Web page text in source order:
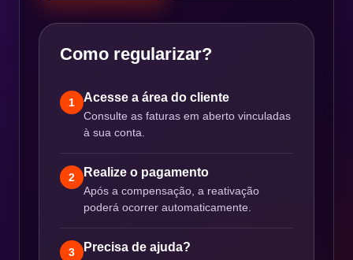
Como regularizar?
1 Acesse a área do cliente
Consulte as faturas em aberto vinculadas
à sua conta.
2 Realize o pagamento
Após a compensação, a reativação
poderá ocorrer automaticamente.
3 Precisa de ajuda?